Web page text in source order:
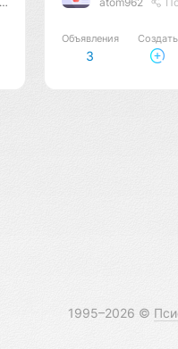
Объявления
3
Создать
1995–2026 ©